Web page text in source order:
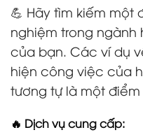
💪 Hãy tìm kiếm một
nghiệm trong
của bạn. Các ví dụ
hiện công việc của
tương tự là một
🔥 Dịch vụ cung cấp: